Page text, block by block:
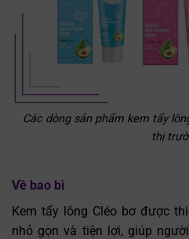
Các dòng sản phẩm kem tẩy
thị
Về bao bì
Kem tẩy lông Cléo bơ được
nhỏ gọn và tiện lợi, giúp